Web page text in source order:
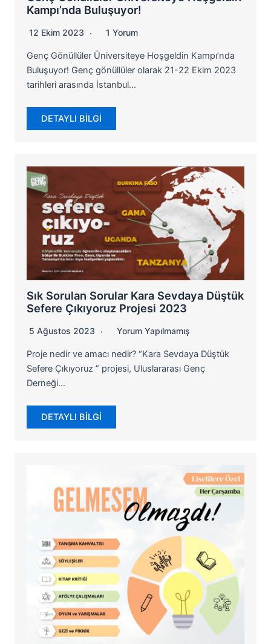
Kampı’nda Buluşuyor!
12 Ekim 2023 1 Yorum
Genç Gönüllüler Üniversiteye Hoşgeldin Kampı’nda
Buluşuyor! Genç gönüllüler olarak 21-22 Ekim 2023
tarihleri arasında İstanbul…
DETAYLI BİLGİ
Sık Sorulan Sorular Kara Sevdaya Düştük
Sefere Çıkıyoruz Projesi 2023
5 Ağustos 2023 Yorum Yapılmamış
Proje nedir ve amacı nedir? “Kara Sevdaya Düştük
Sefere Çıkıyoruz ” projesi, Uluslararası Genç
Derneği…
DETAYLI BİLGİ